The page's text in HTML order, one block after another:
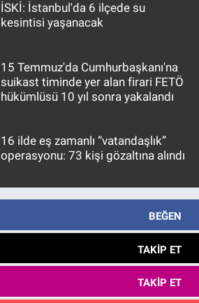
İSKİ: İstanbul'da 6 ilçede su
kesintisi yaşanacak
15 Temmuz'da Cumhurbaşkanı'na
suikast timinde yer alan firari FETÖ
hükümlüsü 10 yıl sonra yakalandı
16 ilde eş zamanlı “vatandaşlık”
operasyonu: 73 kişi gözaltına alındı
BEĞEN
TAKIP ET
TAKIP ET